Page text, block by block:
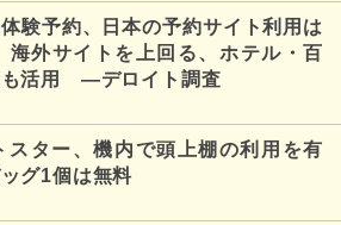
験予約、日本の予約サイト利用は
海外サイトを上回る、ホテル・百
も活用 ―デロイト調査
スター、機内で頭上棚の利用を有
グ1個は無料